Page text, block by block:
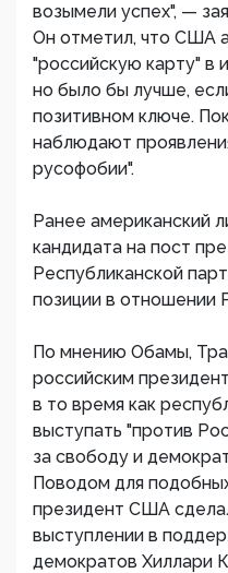
возымели успех", —
Он отметил, что США
"российскую карту" в
но было бы лучше,
позитивном ключе.
наблюдают
русофобии".
Ранее американский
кандидата на пост
Республиканской
позиции в отношении
По мнению Обамы,
российским
в то время как
выступать "против
за свободу и
Поводом для
президент США
выступлении в
демократов Хиллари